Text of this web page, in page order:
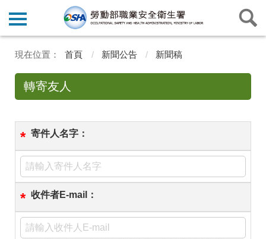
首頁 新聞公告 新聞稿
轉寄友人
* 寄件人名字：
* 收件者E-mail：